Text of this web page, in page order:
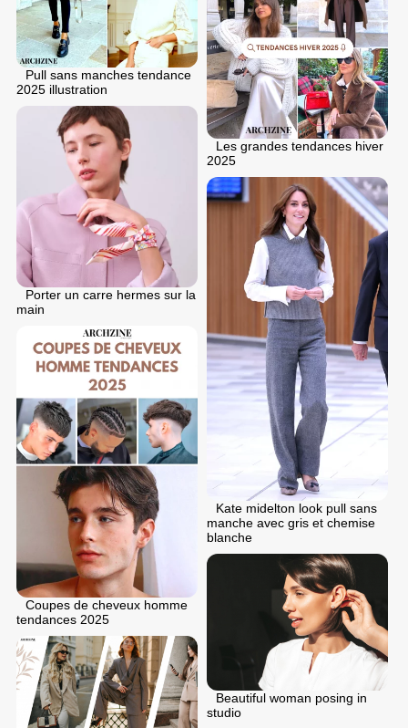
Pull sans manches tendance
2025 illustration
Les grandes tendances hiver
2025
Porter un carre hermes sur la
main
Kate midelton look pull sans
manche avec gris et chemise
blanche
Coupes de cheveux homme
tendances 2025
Beautiful woman posing in
studio